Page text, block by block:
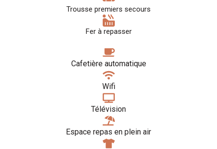
Trousse premiers secours
Fer à repasser
Cafetière automatique
Wifi
Télévision
Espace repas en plein air